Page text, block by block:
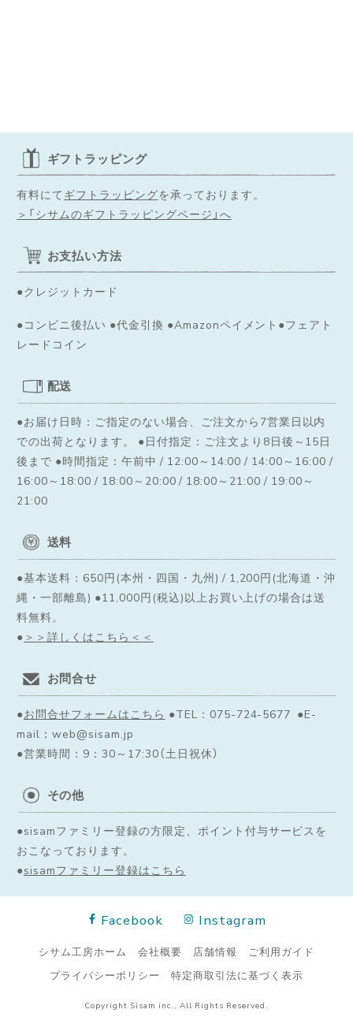
ギフトラッピング
有料にて ギフトラッピングを承っております。
＞「シサムのギフトラッピングページ」へ
お支払い方法
●クレジットカード
●コンビニ後払い ●代金引換 ●Amazonペイメント●フェアト
レードコイン
配送
●お届け日時：ご指定のない場合、ご注文から7営業日以内
での出荷となります。
●日付指定：ご注文より8日後～15日
後まで ●時間指定：午前中 / 12:00～14:00 / 14:00～16:00 /
16:00～18:00 / 18:00～20:00 / 18:00～21:00 / 19:00～
21:00
送料
●基本送料：650円(本州・四国・九州) / 1,200円(北海道・沖
縄・一部離島) ●11,000円(税込)以上お買い上げの場合は送
料無料。
● ＞＞詳しくはこちら＜＜
お問合せ
●お問合せフォームはこちら ●TEL：075-724-5677 ●E-
mail：web@sisam.jp
●営業時間：9：30～17:30（土日祝休）
その他
●sisamファミリー登録の方限定、ポイント付与サービスを
おこなっております。
●sisamファミリー登録はこちら
Facebook Instagram
シサム工房ホーム 会社概要 店舗情報
ご利用ガイド
プライバシーポリシー
特定商取引法に基づく表示
Copyright Sisam inc., All Rights Reserved.